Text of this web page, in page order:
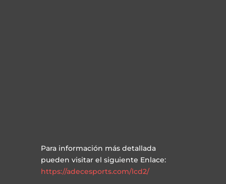
Para información más detallada
pueden visitar el siguiente Enlace:
https://adecesports.com/lcd2/